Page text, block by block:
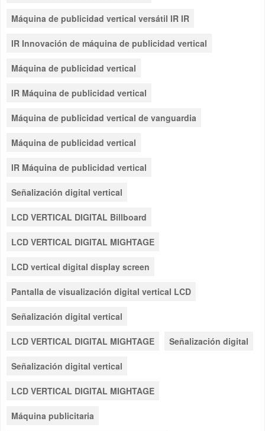
Máquina de publicidad vertical versátil IR IR
IR Innovación de máquina de publicidad vertical
Máquina de publicidad vertical
IR Máquina de publicidad vertical
Máquina de publicidad vertical de vanguardia
Máquina de publicidad vertical
IR Máquina de publicidad vertical
Señalización digital vertical
LCD VERTICAL DIGITAL Billboard
LCD VERTICAL DIGITAL MIGHTAGE
LCD vertical digital display screen
Pantalla de visualización digital vertical LCD
Señalización digital vertical
LCD VERTICAL DIGITAL MIGHTAGE Señalización digital
Señalización digital vertical
LCD VERTICAL DIGITAL MIGHTAGE
Máquina publicitaria